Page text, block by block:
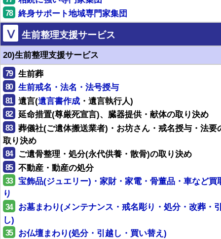
78 終身サポート地域専門家集団
Ⅴ 生前整理支援サービス
20)生前整理支援サービス
79 生前葬
80 生前戒名・法名・法号授与
81 遺言(遺言書作成 ・遺言執行人)
82 延命措置(尊厳死宣言)、臓器提供・献体の取り決め
83
葬儀社(ご遺体搬送業者)・お坊さん・戒名授与・法要
取り決め
84 ご遺骨整理・処分(永代供養・散骨)の取り決め
85 不動産・動産の処分
33
宝飾品(ジュエリー)・家財・家電・骨董品・車など買
り
34
お墓まわり(メンテナンス・戒名彫り・処分・改葬・
し)
35 お仏壇まわり(処分・引越し・買い替え)